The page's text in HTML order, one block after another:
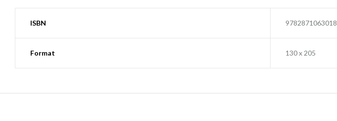
ISBN 9782871063018
Format 130 x 205